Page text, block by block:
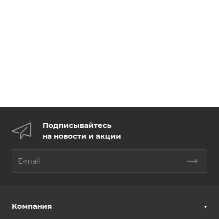
Подписывайтесь
на новости и акции
Компания